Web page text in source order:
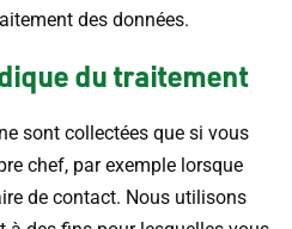
des données.
du traitement
sont collectées que si vous
chef, par exemple lorsque
de contact. Nous utilisons